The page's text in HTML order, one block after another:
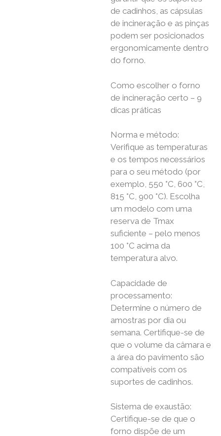
de cadinhos, as cápsulas
de incineração e as pinças
podem ser posicionados
ergonomicamente dentro
do forno.
Como escolher o forno
de incineração certo – 9
dicas práticas
Norma e método:
Verifique as temperaturas
e os tempos necessários
para o seu método (por
exemplo, 550 °C, 600 °C,
815 °C, 900 °C). Escolha
um modelo com uma
reserva de Tmax
suficiente – pelo menos
100 °C acima da
temperatura alvo.
Capacidade de
processamento:
Determine o número de
amostras por dia ou
semana. Certifique-se de
que o volume da câmara e
a área do pavimento são
compatíveis com os
suportes de cadinhos.
Sistema de exaustão:
Certifique-se de que o
forno dispõe de um